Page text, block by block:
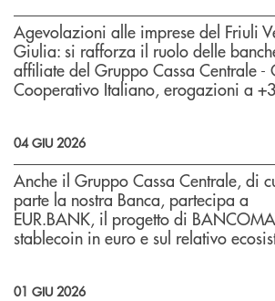
Agevolazioni alle imprese del Friuli
Giulia: si rafforza il ruolo delle
affiliate del Gruppo Cassa Centrale -
Cooperativo Italiano, erogazioni a
04 GIU 2026
Anche il Gruppo Cassa Centrale, di
parte la nostra Banca, partecipa a
EUR.BANK, il progetto di
stablecoin in euro e sul relativo
01 GIU 2026